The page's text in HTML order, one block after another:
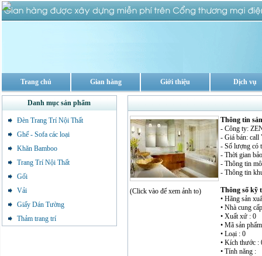
Trang chủ Gian hàng Giới thiệu Dịch vụ
Danh mục sản phẩm
Đèn Trang Trí Nội Thất
Ghế - Sofa các loại
Khăn Bamboo
Trang Trí Nội Thất
Gối
Vải
Giấy Dán Tường
Thảm trang trí
(Click vào để xem ảnh to)
Thông tin
- Công ty:
- Giá bán:
- Số lượng có
- Thời gian
- Thông tin
- Thông tin
Thông số kỹ
• Hãng sản
• Nhà cung
• Xuất xứ : 0
• Mã sản
• Loại : 0
• Kích thước :
• Tính năng :